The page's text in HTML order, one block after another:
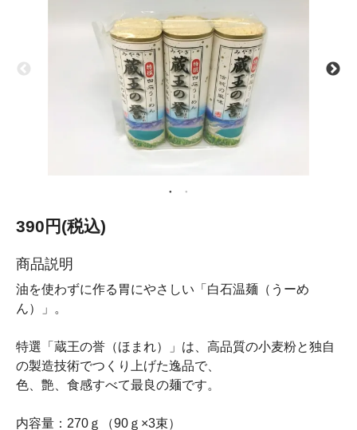
390円(税込)
商品説明
油を使わずに作る胃にやさしい「白石温麺（うーめ
ん）」。
特選「蔵王の誉（ほまれ）」は、高品質の小麦粉と独自
の製造技術でつくり上げた逸品で、
色、艶、食感すべて最良の麺です。
内容量：270ｇ（90ｇ×3束）